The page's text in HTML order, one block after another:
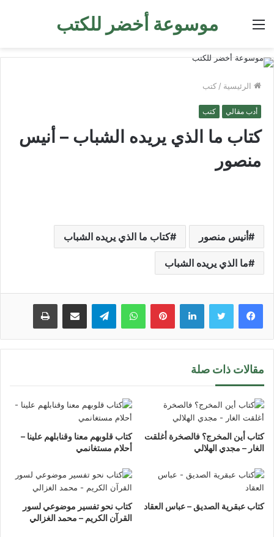
موسوعة أخضر للكتب القائمة
الرئيسية / كتب
أدب مقالي كتب
كتاب ما الذي يريده الشباب – أنيس
منصور
أنيس منصور كتاب ما الذي يريده الشباب
ما الذي يريده الشباب
لينكدإن بينتيريستواتساب تيلقرام مشاركة عبر البريد طباعة
مقالات ذات صلة
كتاب أين المخرج؟ فالصخرة أغلقت
الغار – مجدي الهلالي
كتاب قلوبهم معنا وقنابلهم علينا –
أحلام مستغانمي
كتاب عبقرية الصديق – عباس العقاد
كتاب نحو تفسير موضوعي لسور
القرآن الكريم – محمد الغزالي